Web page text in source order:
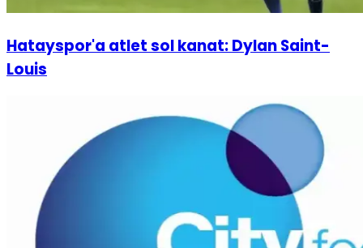
Hatayspor'a atlet sol kanat: Dylan Saint-
Louis